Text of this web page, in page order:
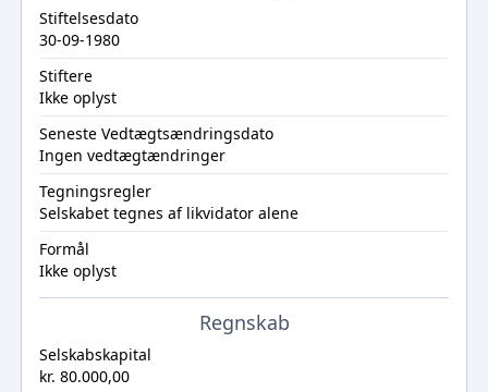
Stiftelsesdato
30-09-1980
Stiftere
Ikke oplyst
Seneste Vedtægtsændringsdato
Ingen vedtægtændringer
Tegningsregler
Selskabet tegnes af likvidator alene
Formål
Ikke oplyst
Regnskab
Selskabskapital
kr. 80.000,00